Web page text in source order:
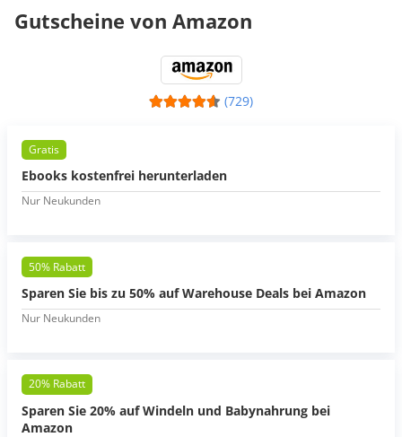
Gutscheine von Amazon
(729)
Gratis
Ebooks kostenfrei herunterladen
Nur Neukunden
50% Rabatt
Sparen Sie bis zu 50% auf Warehouse Deals bei Amazon
Nur Neukunden
20% Rabatt
Sparen Sie 20% auf Windeln und Babynahrung bei
Amazon